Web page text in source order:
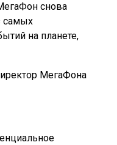
снова
самых
на планете,
МегаФона